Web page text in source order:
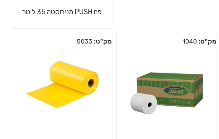
פח PUSH מנירוסטה 35 ליטר
מק"ט: מק"ט: